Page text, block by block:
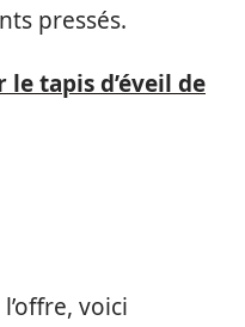
pressés.
le tapis d’éveil de
voici